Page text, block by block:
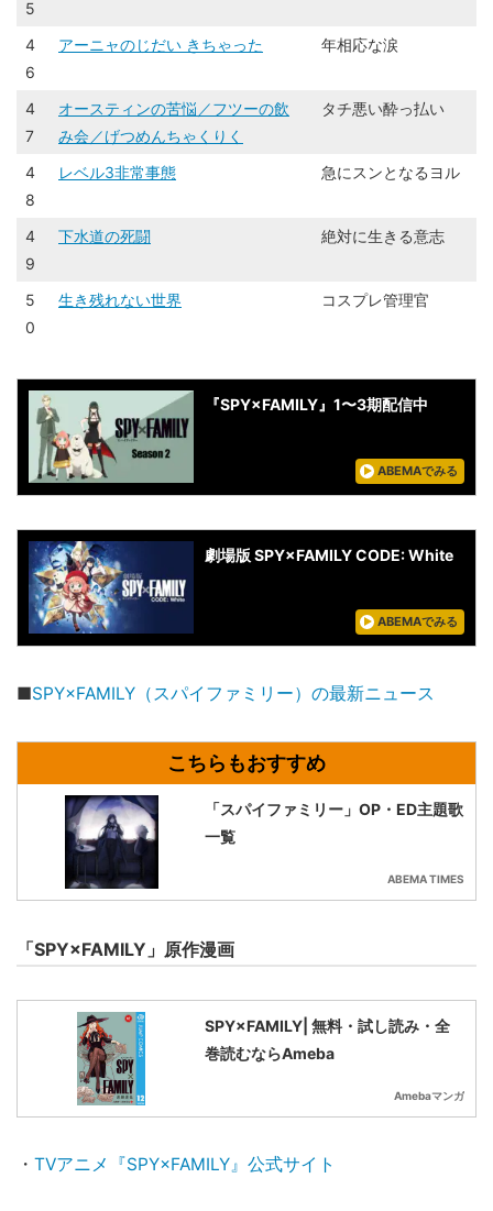
5
4
6
アーニャのじだい きちゃった 年相応な涙
4
7
オースティンの苦悩／フツーの飲
み会／げつめんちゃくりく
​​タチ悪い酔っ払い​
4
8
レベル3非常事態 急にスンとなるヨル
4
9
下水道の死闘 絶対に生きる意志​
5
0
生き残れない世界 コスプレ管理官
『SPY×FAMILY』1〜3期配信中
ABEMAでみる
劇場版 SPY×FAMILY CODE: White
ABEMAでみる
■SPY×FAMILY（スパイファミリー）の最新ニュース
「スパイファミリー」OP・ED主題歌
一覧
ABEMA TIMES
「SPY×FAMILY」原作漫画
SPY×FAMILY| 無料・試し読み・全
巻読むならAmeba
Amebaマンガ
・ TVアニメ『SPY×FAMILY』公式サイト